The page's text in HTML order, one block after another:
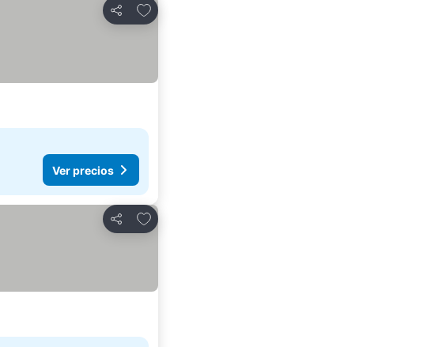
Compartir
Agregar a favoritos
Ver precios
Compartir
Agregar a favoritos